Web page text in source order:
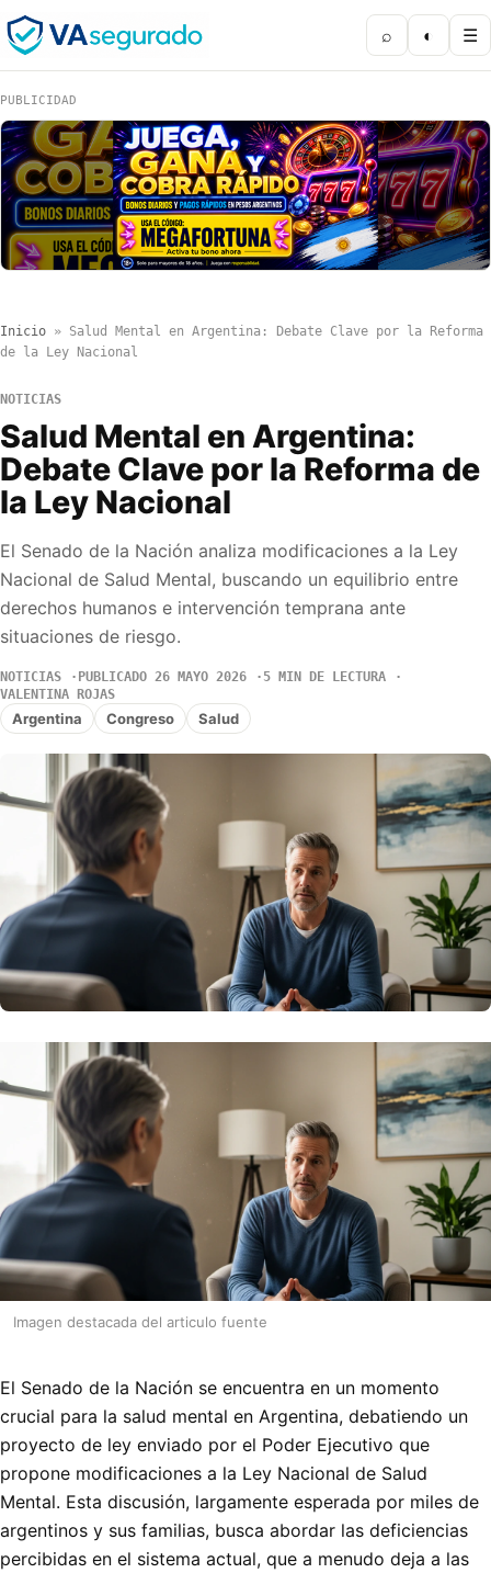
⌕ ◐ ☰
PUBLICIDAD
Inicio » Salud Mental en Argentina: Debate Clave por la Reforma
de la Ley Nacional
NOTICIAS
Salud Mental en Argentina:
Debate Clave por la Reforma de
la Ley Nacional
El Senado de la Nación analiza modificaciones a la Ley
Nacional de Salud Mental, buscando un equilibrio entre
derechos humanos e intervención temprana ante
situaciones de riesgo.
NOTICIAS PUBLICADO 26 MAYO 2026
5 MIN DE LECTURA
VALENTINA ROJAS
Argentina Congreso Salud
Imagen destacada del articulo fuente
El Senado de la Nación se encuentra en un momento
crucial para la salud mental en Argentina, debatiendo un
proyecto de ley enviado por el Poder Ejecutivo que
propone modificaciones a la Ley Nacional de Salud
Mental. Esta discusión, largamente esperada por miles de
argentinos y sus familias, busca abordar las deficiencias
percibidas en el sistema actual, que a menudo deja a las